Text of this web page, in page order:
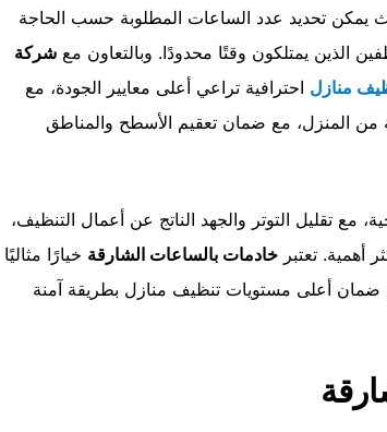
يمكن تحديد عدد الساعات المطلوبة حسب الحاجة
الذين يمتلكون وقتًا محدودًا. وبالتعاون مع شركة
منازل احترافية تراعي أعلى معايير الجودة، مع
من المنزل، مع ضمان تعقيم الأسطح والمناطق
مع تقليل التوتر والجهد الناتج عن أعمال التنظيف،
أهمية. تعتبر خادمات بالساعات الشارقة خيارًا مثاليًا
ضمان أعلى مستويات تنظيف منازل بطريقة آمنة